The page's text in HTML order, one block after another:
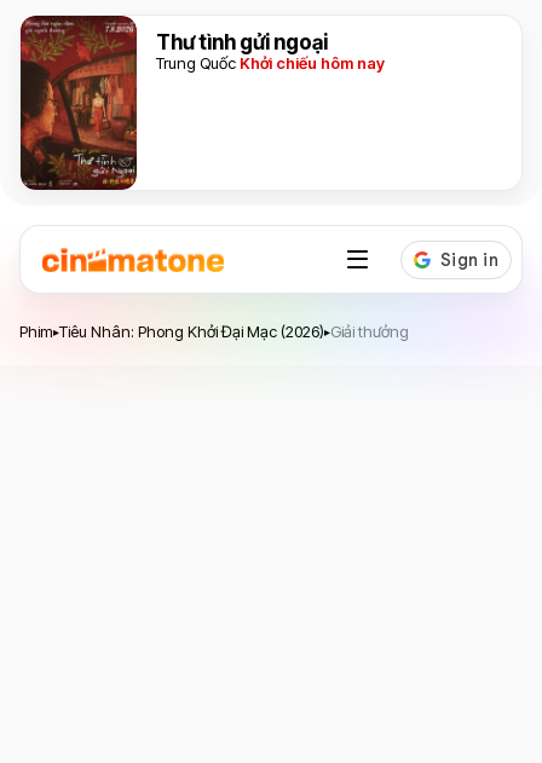
Thư tình gửi ngoại
Trung Quốc Khởi chiếu hôm nay
Phim▸Tiêu Nhân: Phong Khởi Đại Mạc (2026)▸Giải thưởng